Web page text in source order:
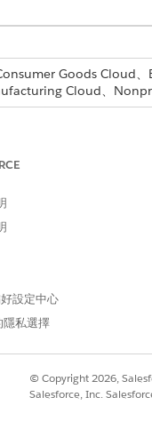
Goods Cloud
Cloud、
此您可以依照任何順序執
設定中心
隱私選擇
© Copyright 2026,
Salesforce, Inc.